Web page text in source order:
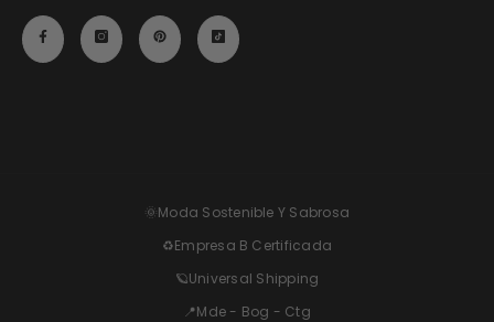
🌞Moda Sostenible Y Sabrosa
♻️Empresa B Certificada
🪐Universal Shipping
📍Mde - Bog - Ctg